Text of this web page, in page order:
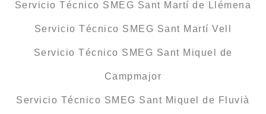
Servicio Técnico SMEG Sant Martí de Llémena
Servicio Técnico SMEG Sant Martí Vell
Servicio Técnico SMEG Sant Miquel de
Campmajor
Servicio Técnico SMEG Sant Miquel de Fluvià